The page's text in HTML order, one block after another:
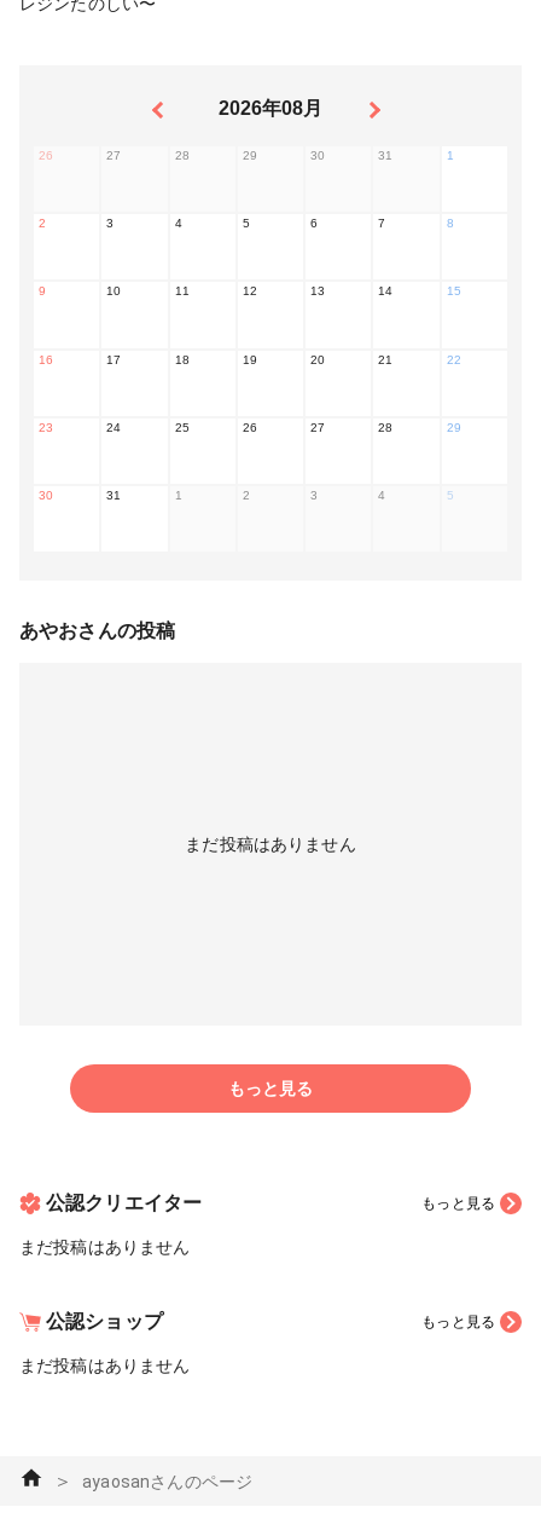
2026年08月
26 27 28 29 30 31 1
2 3 4 5 6 7 8
9 10 11 12 13 14 15
16 17 18 19 20 21 22
23 24 25 26 27 28 29
30 31 1 2 3 4 5
あやおさんの投稿
まだ投稿はありません
もっと見る
公認クリエイター もっと見る
まだ投稿はありません
公認ショップ もっと見る
まだ投稿はありません
＞ ayaosanさんのページ